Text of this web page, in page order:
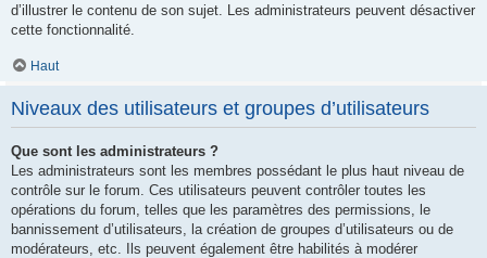
d’illustrer le contenu de son sujet. Les administrateurs peuvent désactiver
cette fonctionnalité.
Haut
Niveaux des utilisateurs et groupes d’utilisateurs
Que sont les administrateurs ?
Les administrateurs sont les membres possédant le plus haut niveau de
contrôle sur le forum. Ces utilisateurs peuvent contrôler toutes les
opérations du forum, telles que les paramètres des permissions, le
bannissement d’utilisateurs, la création de groupes d’utilisateurs ou de
modérateurs, etc. Ils peuvent également être habilités à modérer